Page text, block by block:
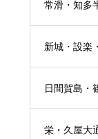
常滑・知多
新城・設楽
日間賀島・
栄・久屋大